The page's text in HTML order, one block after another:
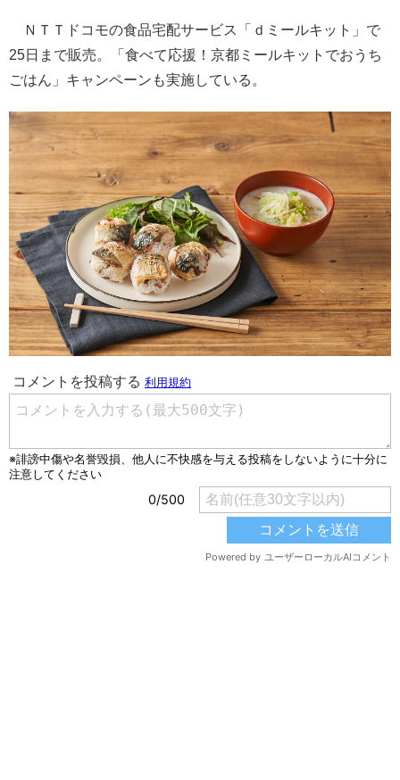
ＮＴＴドコモの食品宅配サービス「ｄミールキット」で
25日まで販売。「食べて応援！京都ミールキットでおうち
ごはん」キャンペーンも実施している。